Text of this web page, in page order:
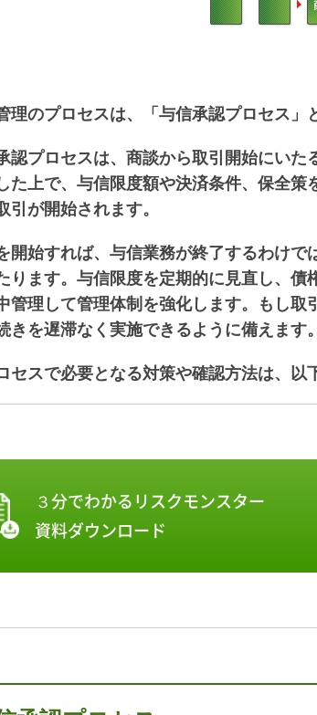
理のプロセスは、「与信承認プロセス」
認プロセスは、商談から取引開始にい
た上で、与信限度額や決済条件、保全
引が開始されます。
開始すれば、与信業務が終了するわけ
ります。与信限度を定期的に見直し、
管理して管理体制を強化します。もし
きを遅滞なく実施できるように備えます。
セスで必要となる対策や確認方法は、以
３分でわかるリスクモンスター
資料ダウンロード